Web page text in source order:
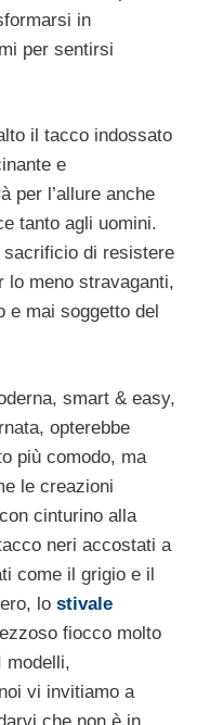
in
per sentirsi
il tacco indossato
e
per l’allure anche
tanto agli uomini.
sacrificio di resistere
lo meno stravaganti,
e mai soggetto del
smart & easy,
opterebbe
più comodo, ma
le creazioni
cinturino alla
neri accostati a
come il grigio e il
lo stivale
fiocco molto
modelli,
vi invitiamo a